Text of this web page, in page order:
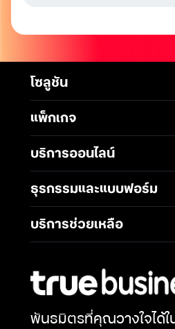
พันธมิตรที่คุณวางใจได้ใ
โซลูชัน
Mobile
5G Infrastructure
Broadband Internet
Business Network
Wireless Network
International Gateway
Communications
Productivity and
Collaboration
แพ็กเกจ
แพ็กเกจมือถือ
โซลูชันสำหรับ SME
บริการออนไลน์
ธุรกรรมและแบบฟอร์ม
ช่องทางการชำระค่าบริการ
การโอนกรรมสิทธิ์
การแต่งตั้งทรูเป็นตัวแทน
หักและนำส่งภาษี ณ ที่จ่าย
บริการช่วยเหลือ
คำถามที่พบบ่อย